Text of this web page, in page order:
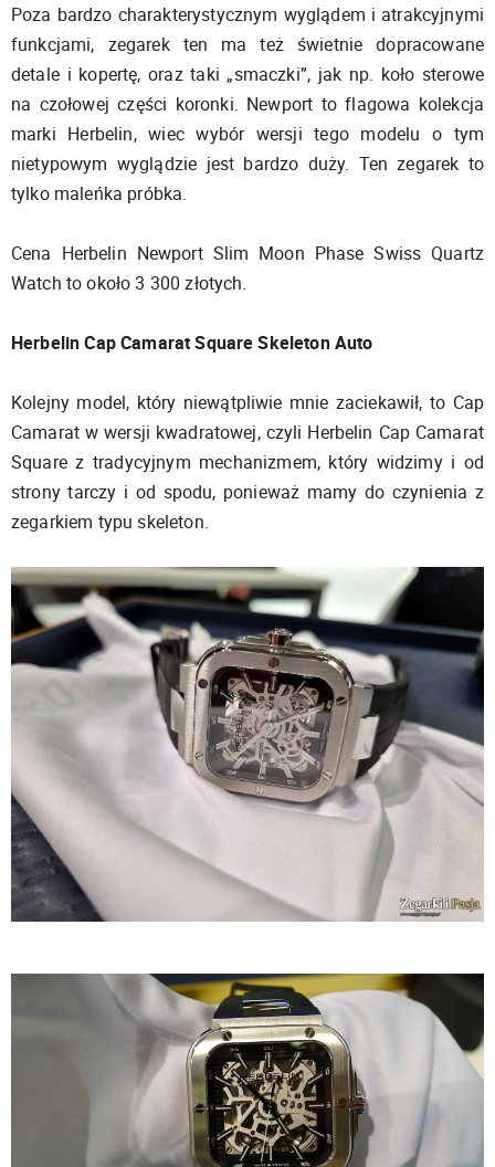
Poza bardzo charakterystycznym wyglądem i atrakcyjnymi
funkcjami, zegarek ten ma też świetnie dopracowane
detale i kopertę, oraz taki „smaczki”, jak np. koło sterowe
na czołowej części koronki. Newport to flagowa kolekcja
marki Herbelin, wiec wybór wersji tego modelu o tym
nietypowym wyglądzie jest bardzo duży. Ten zegarek to
tylko maleńka próbka.
Cena Herbelin Newport Slim Moon Phase Swiss Quartz
Watch to około 3 300 złotych.
Herbelin Cap Camarat Square Skeleton Auto
Kolejny model, który niewątpliwie mnie zaciekawił, to Cap
Camarat w wersji kwadratowej, czyli Herbelin Cap Camarat
Square z tradycyjnym mechanizmem, który widzimy i od
strony tarczy i od spodu, ponieważ mamy do czynienia z
zegarkiem typu skeleton.